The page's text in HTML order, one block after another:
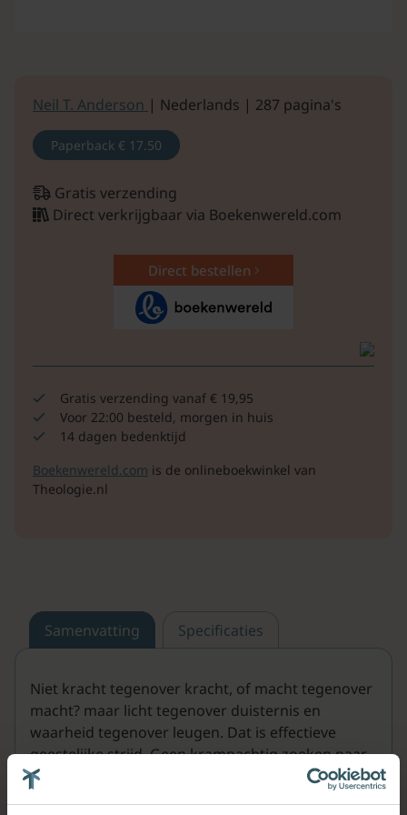
Neil T. Anderson | Nederlands | 287 pagina's
Paperback € 17.50
Gratis verzending
Direct verkrijgbaar via Boekenwereld.com
Direct bestellen
Gratis verzending vanaf € 19,95
Voor 22:00 besteld, morgen in huis
14 dagen bedenktijd
Boekenwereld.com is de onlineboekwinkel van
Theologie.nl
Samenvatting Specificaties
Niet kracht tegenover kracht, of macht tegenover
macht? maar licht tegenover duisternis en
waarheid tegenover leugen. Dat is effectieve
geestelijke strijd. Geen krampachtig zoeken naar
meer kracht, maar rusten in de kracht van de